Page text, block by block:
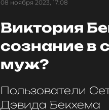
08 ноября 2023, 17:08
Виктория
сознание в
муж?
Пользователи
Дэвида Бекхема